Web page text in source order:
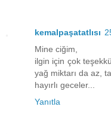
kemalpaşatatlısı
Mine ciğim,
ilgin için çok
yağ miktarı da az,
hayırlı geceler...
Yanıtla